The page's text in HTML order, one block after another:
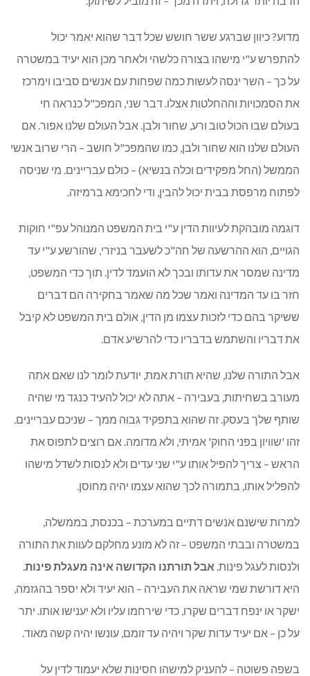
מדוע? כיוון שברגע ששר חושש שכל דבר שהוא יאמר יכול
להתפרש ע"י מישהו בצורה כלשהי ולאחר מכן הוא יעיד במשטרה
על כך – השר ינסה לעשות כמה שפחות עם אנשים סביבו וימרכז
את הסמכויות וההחלטות אצלו. דבר שני, המפכ"ל כנראה חי
בעולם שבו הכול טוב ורע, שחור ולבן. אבל העולם שלנו אפור. אם
העולם שלנו הוא שחור ולבן, כמו שהמפכ"ל חושב – הרי שרוב אנשי
הממשל (החל מפקידים וכלה בנשיא) – כולם עבריינים. מי שניסה
לפתוח מרפסת בבית יכול להבין, ודי לחכימא ברמיזה.
דוגמה מובהקת לעיוות הדין ע"י בית המשפט המנוהל עפ"י חוקות
הגויים, הוא ההרשעה של חה"כ לשעבר בניזרי, שהורשע ע"י עד
מדינה שמסר את עדותו ובכך לא הועמד לדין. תוך כדי המשפט,
חזר בו עד המדינה ואמר שכל מה שאמר בחקירה הם דברים
ששיקר בהם כדי לזכות עצמו מן הדין, אולם בית המשפט לא קיבל
את דבריו והשתמש בדבריו כדי להרשיע אדם.
אבל התורה שלנו, שהיא תורת אמת, יודעת לומר לנו שאם אתה
מעורב בשחיתות, בעבירה – אתה לא יכול להעיד כנגד מי שהיה
שותף שלך בעסק. זה שהוא בתפקיד גבוה ממך – שניכם עבריינים.
זהו 'שוויון בפני החוק' אמיתי, ולא מדומה. אם רוצים לתפוס את
הראש – צריך להפיל אותו ע"י שני עדים ולא לנסות לשדל מישהו
להפליל אותו, בתמורה לכך שהוא עצמו יהיה מחוסן.
למרות שישנם אנשים דתיים במערכת – בכנסת, בממשלה,
במשטרה ובבתי המשפט – זה לא מונע מחלקם לעוות את התורה
ולנסות לעגל פינות. אבל תורתנו הקדושה אינה מעגלת פינות.
היא דורשת שמי שראה את העבירה – הוא יעיד ולא יספר בהגזמה,
ישקר או ינפח דברים שקרו, כדי שירחמו עליו ולא יענישו אותו. יתר
על כן – אם יעיד עדות שקר ויהיה עד זומם, עונשו יהיה קשה מאוד.
בשפה פשוטה – להעניק למישהו חסינות שלא יעמוד לדין על